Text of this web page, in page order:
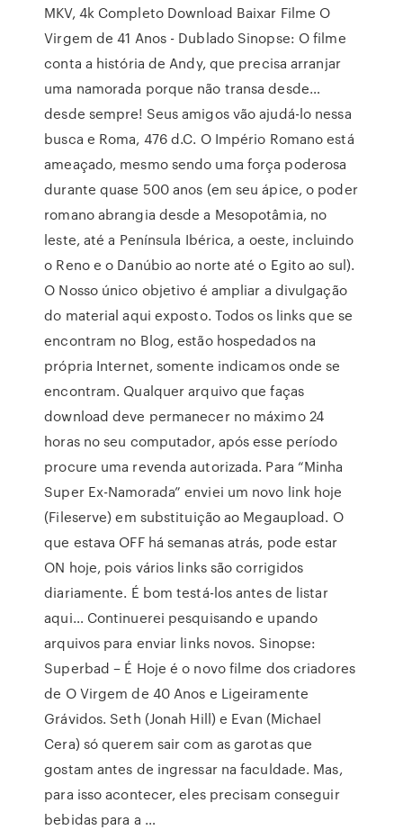
MKV, 4k Completo Download Baixar Filme O
Virgem de 41 Anos - Dublado Sinopse: O filme
conta a história de Andy, que precisa arranjar
uma namorada porque não transa desde…
desde sempre! Seus amigos vão ajudá-lo nessa
busca e Roma, 476 d.C. O Império Romano está
ameaçado, mesmo sendo uma força poderosa
durante quase 500 anos (em seu ápice, o poder
romano abrangia desde a Mesopotâmia, no
leste, até a Península Ibérica, a oeste, incluindo
o Reno e o Danúbio ao norte até o Egito ao sul).
O Nosso único objetivo é ampliar a divulgação
do material aqui exposto. Todos os links que se
encontram no Blog, estão hospedados na
própria Internet, somente indicamos onde se
encontram. Qualquer arquivo que faças
download deve permanecer no máximo 24
horas no seu computador, após esse período
procure uma revenda autorizada. Para “Minha
Super Ex-Namorada” enviei um novo link hoje
(Fileserve) em substituição ao Megaupload. O
que estava OFF há semanas atrás, pode estar
ON hoje, pois vários links são corrigidos
diariamente. É bom testá-los antes de listar
aqui… Continuerei pesquisando e upando
arquivos para enviar links novos. Sinopse:
Superbad – É Hoje é o novo filme dos criadores
de O Virgem de 40 Anos e Ligeiramente
Grávidos. Seth (Jonah Hill) e Evan (Michael
Cera) só querem sair com as garotas que
gostam antes de ingressar na faculdade. Mas,
para isso acontecer, eles precisam conseguir
bebidas para a …